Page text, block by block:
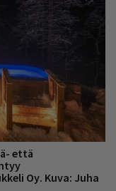
että
Oy. Kuva: Juha